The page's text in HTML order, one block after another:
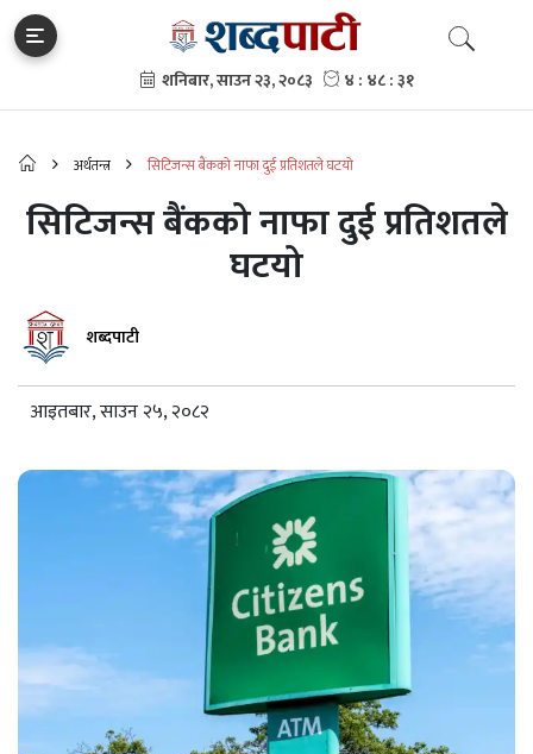
अर्थतन्त्र सिटिजन्स बैंकको नाफा दुई प्रतिशतले घटयो
सिटिजन्स बैंकको नाफा दुई प्रतिशतले
घटयो
शब्दपाटी
आइतबार, साउन २५, २०८२